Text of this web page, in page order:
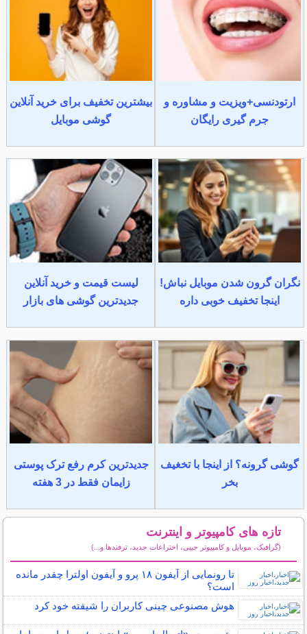
ارتودنسی+ویزیت و مشاوره و
جرم گیری رایگان
بیشترین تخفیف برای خرید آنلاین
گوشی موبایل
نگران گرون شدن موبایل نباش!
اینجا تخفیف خوبی داره
لیست قیمت و خرید آنلاین
جدیدترین گوشی های بازار
گوشی گرونه؟ از اینجا با تخغیف
بخر
جدیدترین کرم رفع ترک پوستی
زایمان فقط در 3 هفته
تازه های کامپیوتر و اینترنت
(گرافیک، موبایل و کامپیوتر جیبی، اختراعات جدید، ترفندها و...)
تا رونمایی از آیفون ۱۸ پرو و آیفون اولترا چقدر مانده
است؟
هوش مصنوعی چینی کاربران را شیفته خود کرد